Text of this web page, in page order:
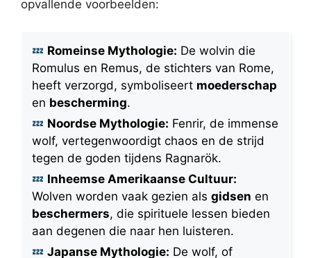
opvallende voorbeelden:
Romeinse Mythologie: De wolvin die
Romulus en Remus, de stichters van Rome,
heeft verzorgd, symboliseert moederschap
en bescherming.
Noordse Mythologie: Fenrir, de immense
wolf, vertegenwoordigt chaos en de strijd
tegen de goden tijdens Ragnarök.
Inheemse Amerikaanse Cultuur:
Wolven worden vaak gezien als gidsen en
beschermers, die spirituele lessen bieden
aan degenen die naar hen luisteren.
Japanse Mythologie: De wolf, of